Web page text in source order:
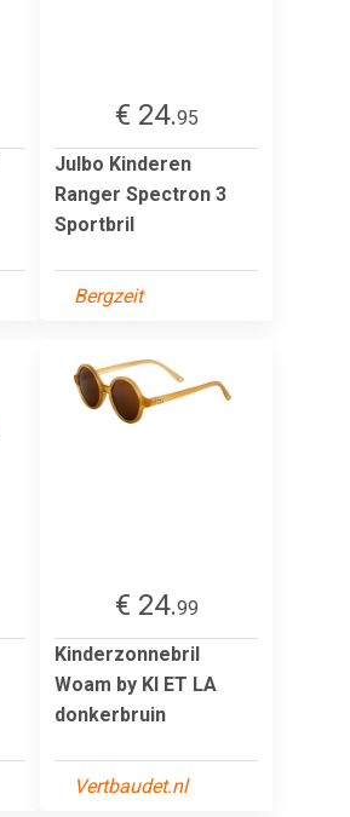
€ 24.95
Julbo Kinderen
Ranger Spectron 3
Sportbril
Bergzeit
€ 24.99
Kinderzonnebril
Woam by KI ET LA
donkerbruin
Vertbaudet.nl